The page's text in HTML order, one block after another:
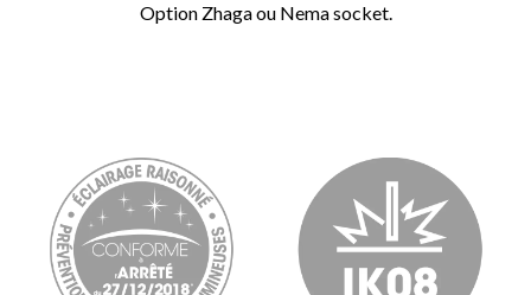
Option Zhaga ou Nema socket.